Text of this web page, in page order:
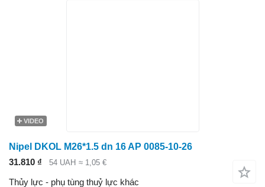
VIDEO
Nipel DKOL M26*1.5 dn 16 AP 0085-10-26
31.810 ₫
54 UAH ≈ 1,05 €
Thủy lực - phụ tùng thuỷ lực khác